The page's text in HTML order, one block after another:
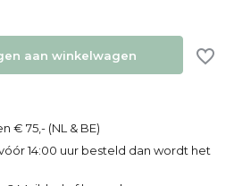
aan winkelwagen
€ 75,- (NL & BE)
14:00 uur besteld dan wordt het